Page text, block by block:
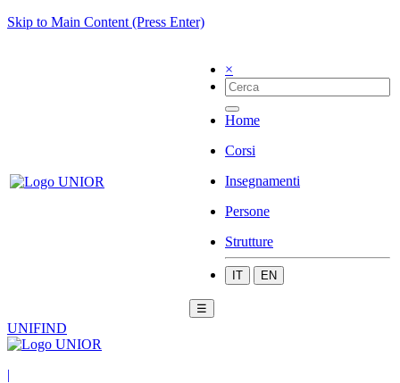
Skip to Main Content (Press Enter)
×
Home
Corsi
Insegnamenti
Persone
Strutture
IT EN
☰
UNIFIND
|